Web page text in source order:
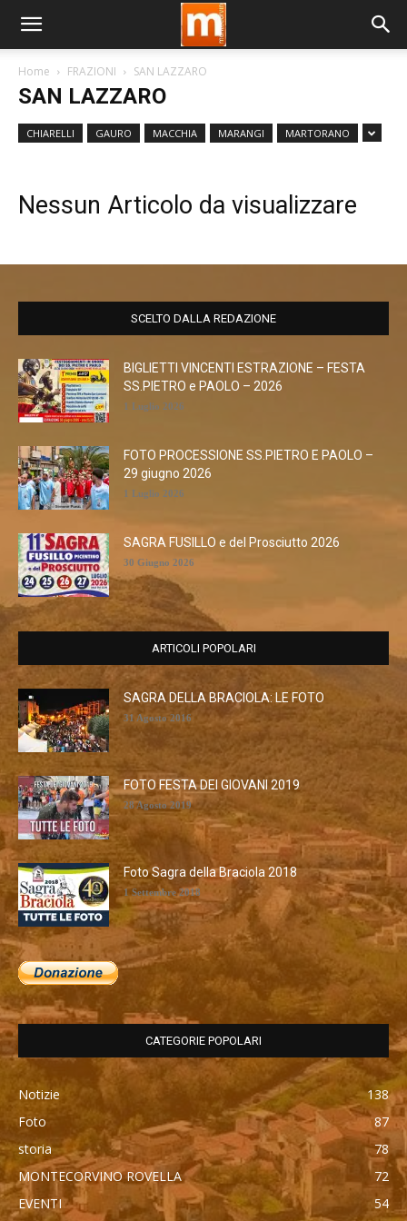
Home FRAZIONI SAN LAZZARO
SAN LAZZARO
CHIARELLI GAURO MACCHIA MARANGI MARTORANO
Nessun Articolo da visualizzare
SCELTO DALLA REDAZIONE
BIGLIETTI VINCENTI ESTRAZIONE – FESTA
SS.PIETRO e PAOLO – 2026
1 Luglio 2026
FOTO PROCESSIONE SS.PIETRO E PAOLO –
29 giugno 2026
1 Luglio 2026
SAGRA FUSILLO e del Prosciutto 2026
30 Giugno 2026
ARTICOLI POPOLARI
SAGRA DELLA BRACIOLA: LE FOTO
31 Agosto 2016
FOTO FESTA DEI GIOVANI 2019
28 Agosto 2019
Foto Sagra della Braciola 2018
1 Settembre 2018
CATEGORIE POPOLARI
Notizie
138
Foto
87
storia
78
MONTECORVINO ROVELLA
72
EVENTI
54